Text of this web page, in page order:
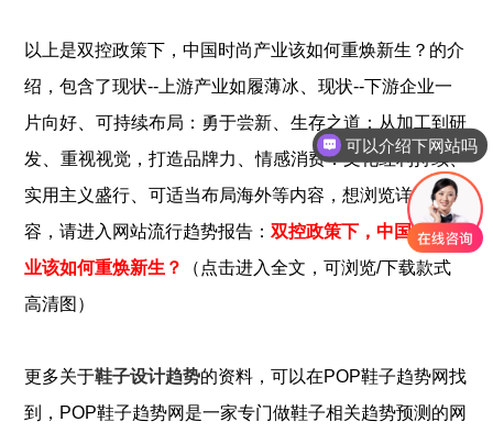
以上是双控政策下，中国时尚产业该如何重焕新生？ 的介
绍，包含了现状--上游产业如履薄冰、现状--下游企业一
片向好、可持续布局：勇于尝新、生存之道：从加工到研
发、重视视觉，打造品牌力 、情感消费：文化红利持续、
实用主义盛行、可适当布局海外等内容，想浏览详细内
容，请进入网站流行趋势报告：双控政策下，中国时尚产
业该如何重焕新生？
（点击进入全文，可浏览/下载款式
高清图）
更多关于鞋子设计趋势的资料，可以在POP鞋子趋势网找
到，POP鞋子趋势网是一家专门做鞋子相关趋势预测的网
可以介绍下网站吗